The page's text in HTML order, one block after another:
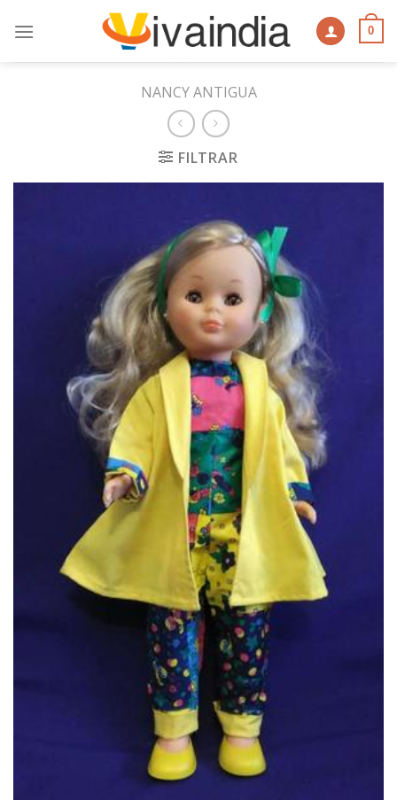
0
NANCY ANTIGUA
FILTRAR